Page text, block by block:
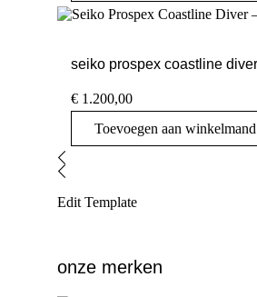
seiko prospex coastline
€ 1.200,00
Toevoegen aan winkelmand
Edit Template
onze merken